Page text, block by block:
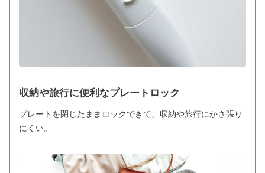
収納や旅行に便利なプレートロック
プレートを閉じたままロックできて、収納や旅行にかさ張り
にくい。